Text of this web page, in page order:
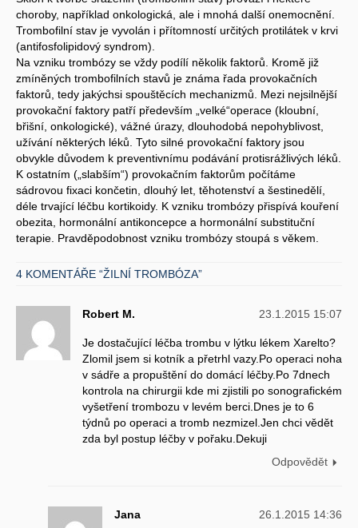
choroby, například onkologická, ale i mnohá další onemocnění.
Trombofilní stav je vyvolán i přítomností určitých protilátek v krvi
(antifosfolipidový syndrom).
Na vzniku trombózy se vždy podílí několik faktorů. Kromě již
zmíněných trombofilních stavů je známa řada provokačních
faktorů, tedy jakýchsi spouštěcích mechanizmů. Mezi nejsilnější
provokační faktory patří především „velké“operace (kloubní,
břišní, onkologické), vážné úrazy, dlouhodobá nepohyblivost,
užívání některých léků. Tyto silné provokační faktory jsou
obvykle důvodem k preventivnímu podávání protisrážlivých léků.
K ostatním („slabším“) provokačním faktorům počítáme
sádrovou fixaci končetin, dlouhý let, těhotenství a šestinedělí,
déle trvající léčbu kortikoidy. K vzniku trombózy přispívá kouření
obezita, hormonální antikoncepce a hormonální substituční
terapie. Pravděpodobnost vzniku trombózy stoupá s věkem.
4 KOMENTÁŘE “ŽILNÍ TROMBÓZA”
Robert M. 23.1.2015 15:07
Je dostačující léčba trombu v lýtku lékem Xarelto?
Zlomil jsem si kotník a přetrhl vazy.Po operaci noha
v sádře a propuštění do domácí léčby.Po 7dnech
kontrola na chirurgii kde mi zjistili po sonografickém
vyšetření trombozu v levém berci.Dnes je to 6
týdnů po operaci a tromb nezmizel.Jen chci vědět
zda byl postup léčby v pořaku.Dekuji
Odpovědět
Jana 26.1.2015 14:36